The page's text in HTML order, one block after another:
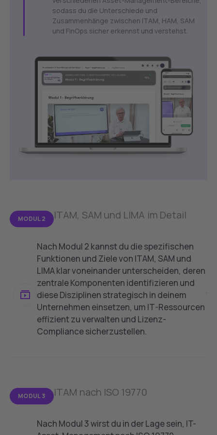
sodass du die Unterschiede und
Zusammenhänge zwischen ITAM, HAM, SAM
und FinOps sicher erkennst und verstehst.
MODUL 2 ITAM, SAM und LIMA im Detail
Nach Modul 2 kannst du die spezifischen
Funktionen und Ziele von ITAM, SAM und
LIMA klar voneinander unterscheiden, deren
zentrale Komponenten identifizieren und
diese Disziplinen strategisch in deinem
Unternehmen einsetzen, um IT-Ressourcen
effizient zu verwalten und Lizenz-
Compliance sicherzustellen.
des IT-Asset-Managements (ITAM), Software-
Asset-Managements (SAM) und der
Verstehe, wie diese Disziplinen
zusammenarbeiten, um IT-Ressourcen effizient
MODUL 3 ITAM nach ISO 19770
Nach Modul 3 wirst du in der Lage sein, IT-